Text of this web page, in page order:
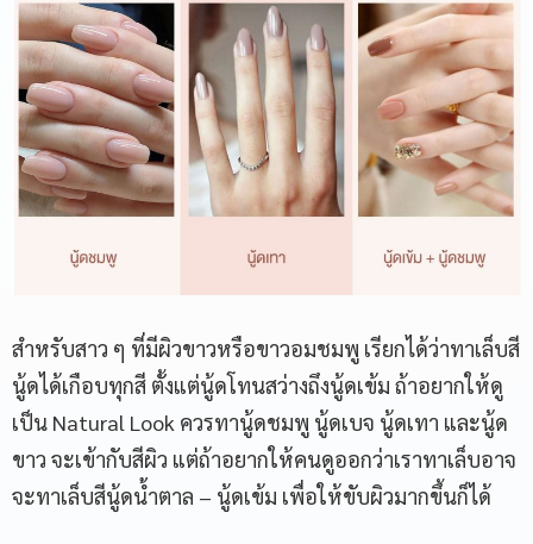
สำหรับสาว ๆ ที่มีผิวขาวหรือขาวอมชมพู เรียกได้ว่าทาเล็บสี
นู้ดได้เกือบทุกสี ตั้งแต่นู้ดโทนสว่างถึงนู้ดเข้ม ถ้าอยากให้ดู
เป็น Natural Look ควรทานู้ดชมพู นู้ดเบจ นู้ดเทา และนู้ด
ขาว จะเข้ากับสีผิว แต่ถ้าอยากให้คนดูออกว่าเราทาเล็บอาจ
จะทาเล็บสีนู้ดน้ำตาล – นู้ดเข้ม เพื่อให้ขับผิวมากขึ้นก็ได้